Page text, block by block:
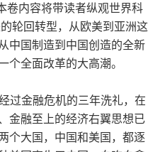
卷内容将带读者纵观世界科
轮回转型，从欧美到亚洲这
中国制造到中国创造的全新
个全面改革的大高潮。
过金融危机的三年洗礼，在
金融至上的经济右翼思想已
个大国，中国和美国，都逐